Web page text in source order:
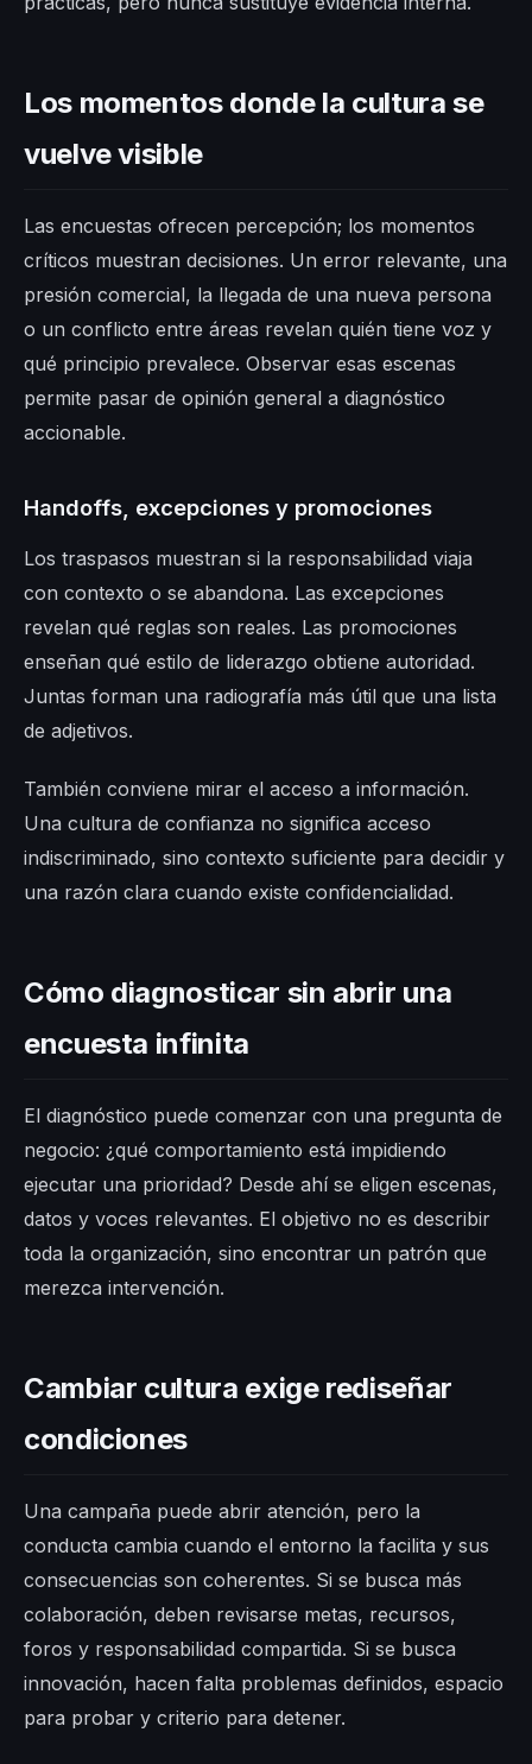
Los momentos donde la cultura se
vuelve visible
Las encuestas ofrecen percepción; los momentos
críticos muestran decisiones. Un error relevante, una
presión comercial, la llegada de una nueva persona
o un conflicto entre áreas revelan quién tiene voz y
qué principio prevalece. Observar esas escenas
permite pasar de opinión general a diagnóstico
accionable.
Handoffs, excepciones y promociones
Los traspasos muestran si la responsabilidad viaja
con contexto o se abandona. Las excepciones
revelan qué reglas son reales. Las promociones
enseñan qué estilo de liderazgo obtiene autoridad.
Juntas forman una radiografía más útil que una lista
de adjetivos.
También conviene mirar el acceso a información.
Una cultura de confianza no significa acceso
indiscriminado, sino contexto suficiente para decidir y
una razón clara cuando existe confidencialidad.
Cómo diagnosticar sin abrir una
encuesta infinita
El diagnóstico puede comenzar con una pregunta de
negocio: ¿qué comportamiento está impidiendo
ejecutar una prioridad? Desde ahí se eligen escenas,
datos y voces relevantes. El objetivo no es describir
toda la organización, sino encontrar un patrón que
merezca intervención.
Cambiar cultura exige rediseñar
condiciones
Una campaña puede abrir atención, pero la
conducta cambia cuando el entorno la facilita y sus
consecuencias son coherentes. Si se busca más
colaboración, deben revisarse metas, recursos,
foros y responsabilidad compartida. Si se busca
innovación, hacen falta problemas definidos, espacio
para probar y criterio para detener.